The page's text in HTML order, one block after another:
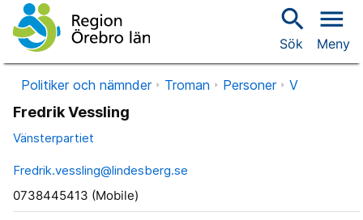
search
Sök
menu
Meny
Politiker och nämnder Troman Personer V
Fredrik Vessling
Vänsterpartiet
Fredrik.vessling@lindesberg.se
0738445413 (Mobile)